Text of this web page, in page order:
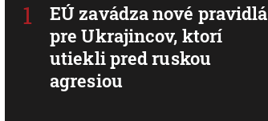
EÚ zavádza nové pravidlá
pre Ukrajincov, ktorí
utiekli pred ruskou
agresiou